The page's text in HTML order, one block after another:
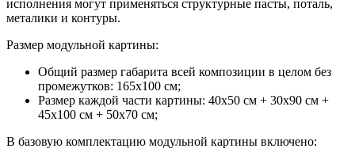
исполнения могут применяться структурные пасты, поталь,
металики и контуры.
Размер модульной картины:
Общий размер габарита всей композиции в целом без
промежутков: 165х100 см;
Размер каждой части картины: 40х50 см + 30х90 см +
45х100 см + 50х70 см;
В базовую комплектацию модульной картины включено: